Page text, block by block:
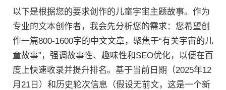
以下是根据您的要求创作的儿童宇宙主题故事。作为
专业的文本创作者，我会先分析您的需求：您希望创
作一篇800-1600字的中文文章，聚焦于“有关宇宙的儿
童故事”，强调故事性、趣味性和SEO优化，以便在百
度上快速收录并提升排名。基于当前日期（2025年12
月21日）和历史轮次信息（假设无前文，这是一个新